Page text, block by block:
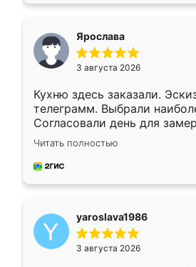
Ярослава
3 августа 2026
Кухню здесь заказали.
телеграмм. Выбрали
Согласовали день для
недели кухня была уже
довольны работой. Спасибо
мебель за качественную
Читать полностью
yaroslava1986
3 августа 2026